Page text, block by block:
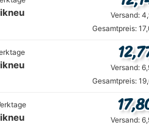
Versand:
Gesamtpreis:
Versand:
Gesamtpreis:
Versand: